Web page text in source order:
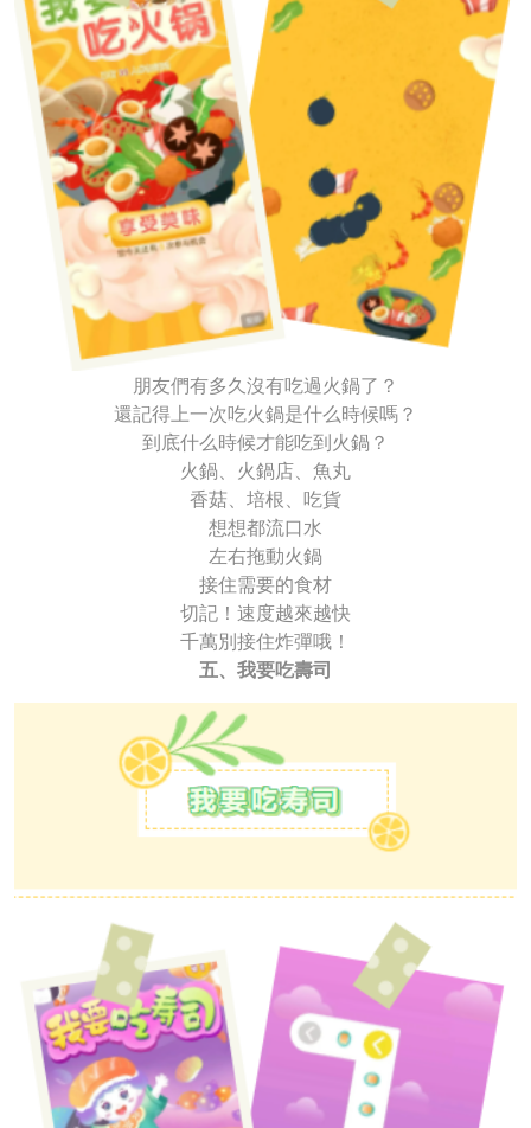
朋友們有多久沒有吃過火鍋了？
還記得上一次吃火鍋是什么時候嗎？
到底什么時候才能吃到火鍋？
火鍋、火鍋店、魚丸
香菇、培根、吃貨
想想都流口水
左右拖動火鍋
接住需要的食材
切記！速度越來越快
千萬別接住炸彈哦！
五、我要吃壽司